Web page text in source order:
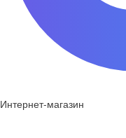
Интернет-магазин